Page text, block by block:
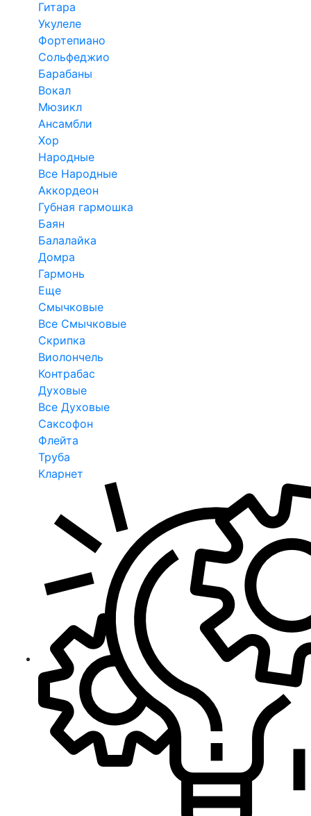
Гитара
Укулеле
Фортепиано
Сольфеджио
Барабаны
Вокал
Мюзикл
Ансамбли
Хор
Народные
Все Народные
Аккордеон
Губная гармошка
Баян
Балалайка
Домра
Гармонь
Еще
Смычковые
Все Смычковые
Скрипка
Виолончель
Контрабас
Духовые
Все Духовые
Саксофон
Флейта
Труба
Кларнет